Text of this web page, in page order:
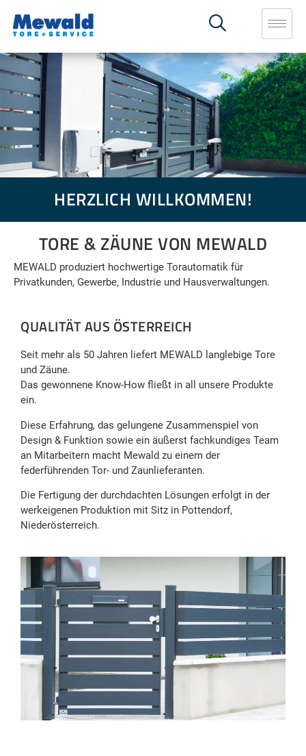
HERZLICH WILLKOMMEN!
TORE & ZÄUNE VON MEWALD
MEWALD produziert hochwertige Torautomatik für
Privatkunden, Gewerbe, Industrie und Hausverwaltungen.
QUALITÄT AUS ÖSTERREICH
Seit mehr als 50 Jahren liefert MEWALD langlebige Tore
und Zäune.
Das gewonnene Know-How fließt in all unsere Produkte
ein.
Diese Erfahrung, das gelungene Zusammenspiel von
Design & Funktion sowie ein äußerst fachkundiges Team
an Mitarbeitern macht Mewald zu einem der
federführenden Tor- und Zaunlieferanten.
Die Fertigung der durchdachten Lösungen erfolgt in der
werkeigenen Produktion mit Sitz in Pottendorf,
Niederösterreich.